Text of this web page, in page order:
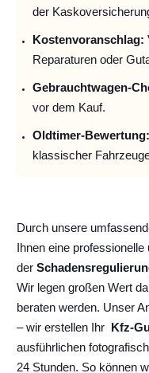
der
Kostenvoranschlag:
Reparaturen oder
Gebrauchtwagen-
vor dem Kauf.
Oldtimer-Bewertung:
klassischer
Durch unsere
Ihnen eine
der
Wir legen großen Wert
beraten werden. Unser
– wir erstellen Ihr Kfz-
ausführlichen
24 Stunden. So können